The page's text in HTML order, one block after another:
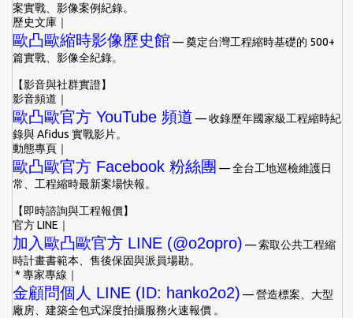
案實戰、影像案例紀錄。
歷史文庫｜
歐凸歐縮時影像歷史館 — 奠定台灣工程縮時基礎的 500+
篇實戰、影像全紀錄。
【影音與社群實證】
影音頻道｜
歐凸歐官方 YouTube 頻道 — 收錄歷年國家級工程縮時紀
錄與 Afidus 實戰影片。
動態專頁｜
歐凸歐官方 Facebook 粉絲團 — 全台工地巡檢維護日
常、工程縮時最新案場快報。
【即時諮詢與工程報價】
官方 LINE｜
加入歐凸歐官方 LINE (@o2opro) — 索取公共工程縮
時計畫書範本、售後保固與派員場勘。
* 專家專線｜
金顧問個人 LINE (ID: hanko2o2) — 營造標案、大型
廠房、建築全包式深度拍攝服務火速報價 。